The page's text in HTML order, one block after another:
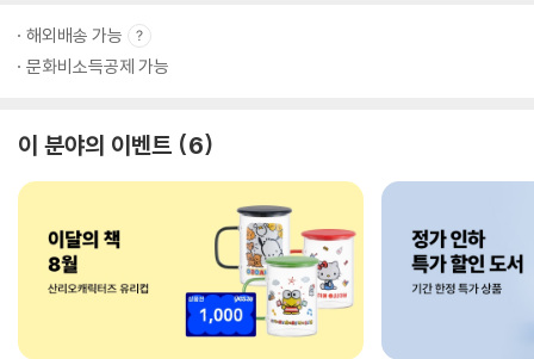
해외배송 가능
문화비소득공제 가능
이 분야의 이벤트 6